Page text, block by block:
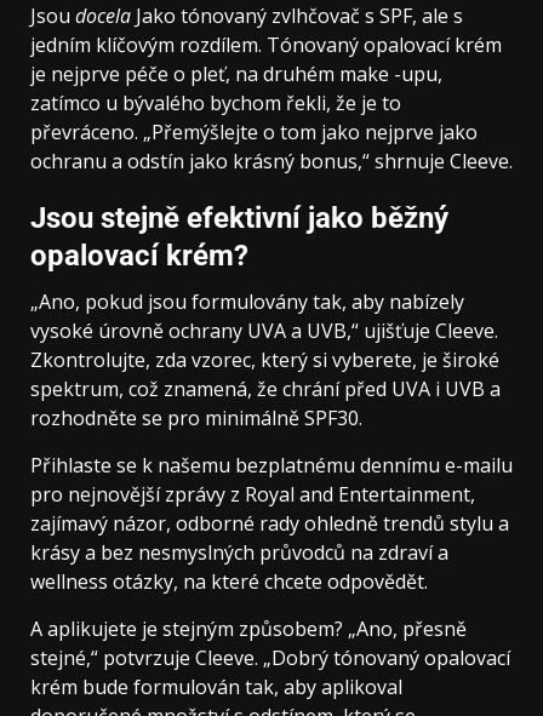
Jsou docela Jako tónovaný zvlhčovač s SPF, ale s
jedním klíčovým rozdílem. Tónovaný opalovací krém
je nejprve péče o pleť, na druhém make -upu,
zatímco u bývalého bychom řekli, že je to
převráceno. „Přemýšlejte o tom jako nejprve jako
ochranu a odstín jako krásný bonus,“ shrnuje Cleeve.
Jsou stejně efektivní jako běžný
opalovací krém?
„Ano, pokud jsou formulovány tak, aby nabízely
vysoké úrovně ochrany UVA a UVB,“ ujišťuje Cleeve.
Zkontrolujte, zda vzorec, který si vyberete, je široké
spektrum, což znamená, že chrání před UVA i UVB a
rozhodněte se pro minimálně SPF30.
Přihlaste se k našemu bezplatnému dennímu e-mailu
pro nejnovější zprávy z Royal and Entertainment,
zajímavý názor, odborné rady ohledně trendů stylu a
krásy a bez nesmyslných průvodců na zdraví a
wellness otázky, na které chcete odpovědět.
A aplikujete je stejným způsobem? „Ano, přesně
stejné,“ potvrzuje Cleeve. „Dobrý tónovaný opalovací
krém bude formulován tak, aby aplikoval